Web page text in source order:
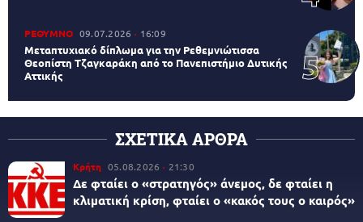
ΡΕΘΥΜΝΟ 09.07.2026 16:09
Μεταπτυχιακό δίπλωμα για την Ρεθεμνιώτισσα
Θεοπίστη Τζαγκαράκη από το Πανεπιστήμιο Δυτικής
Αττικής
ΣΧΕΤΙΚΑ ΑΡΘΡΑ
Κρήτη 05.08.2026 21:30
Δε φταίει ο «στρατηγός» άνεμος, δε φταίει η
κλιματική κρίση, φταίει ο «κακός τους ο καιρός»